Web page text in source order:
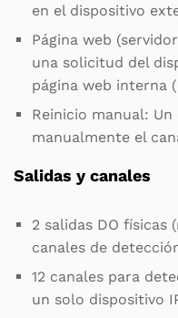
en el dispositivo
Página web
una solicitud del
página web interna
Reinicio manual:
manualmente el
Salidas y canales
2 salidas DO físicas
canales de
12 canales para
un solo dispositivo